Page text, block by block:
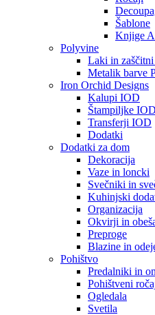
Šablone
Knjige
Polyvine
Laki in zaščitni
Metalik barve
Iron Orchid Designs
Kalupi IOD
Štampiljke IOD
Transferji IOD
Dodatki
Dodatki za dom
Dekoracija
Vaze in loncki
Svečniki in
Kuhinjski
Organizacija
Okvirji in
Preproge
Blazine in
Pohištvo
Predalniki in
Pohištveni
Ogledala
Svetila